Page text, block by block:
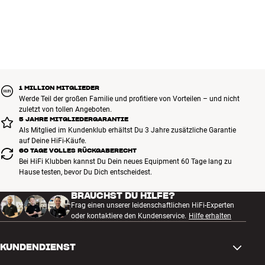
1 MILLION MITGLIEDER
Werde Teil der großen Familie und profitiere von Vorteilen – und nicht
zuletzt von tollen Angeboten.
5 JAHRE MITGLIEDERGARANTIE
Als Mitglied im Kundenklub erhältst Du 3 Jahre zusätzliche Garantie
auf Deine HiFi-Käufe.
60 TAGE VOLLES RÜCKGABERECHT
Bei HiFi Klubben kannst Du Dein neues Equipment 60 Tage lang zu
Hause testen, bevor Du Dich entscheidest.
BRAUCHST DU HILFE?
Frag einen unserer leidenschaftlichen HiFi-Experten
oder kontaktiere den Kundenservice. Hilfe erhalten
KUNDENDIENST